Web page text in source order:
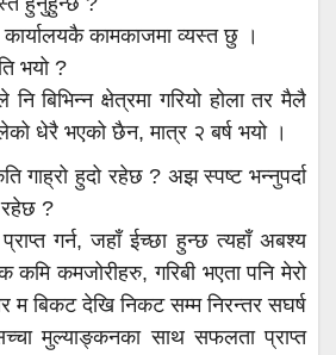
कामकाजमा व्यस्त छु ।
भयो ?
बिभिन्न क्षेत्रमा गरियो होला तर मैलै
धेरै भएको छैन, मात्र २ बर्ष भयो ।
गाह्रो हुदो रहेछ ? अझ स्पष्ट भन्नुपर्दा
रहेछ ?
गर्न, जहाँ ईच्छा हुन्छ त्यहाँ अबश्य
कमजोरीहरु, गरिबी भएता पनि मेरो
म बिकट देखि निकट सम्म निरन्तर सघर्ष
मुल्याङ्कनका साथ सफलता प्राप्त